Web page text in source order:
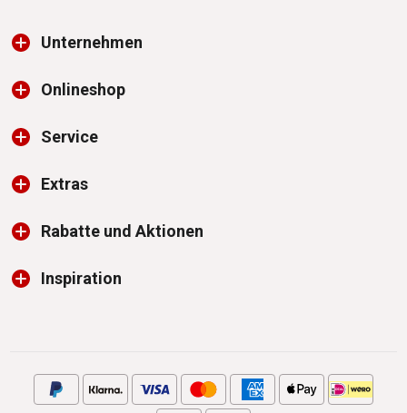
Unternehmen
Onlineshop
Service
Extras
Rabatte und Aktionen
Inspiration